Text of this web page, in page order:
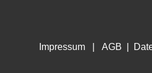
Impressum AGB D